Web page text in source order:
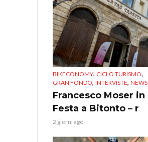
BIKECONOMY, CICLO TURISMO,
GRAN FONDO, INTERVISTE, NEWS
Francesco Moser in
Festa a Bitonto – r
2 giorni ago